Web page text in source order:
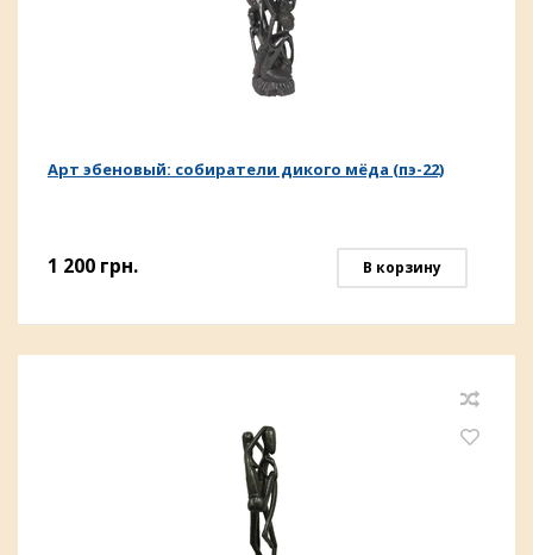
Арт эбеновый: собиратели дикого мёда (пэ-22)
1 200 грн. В корзину